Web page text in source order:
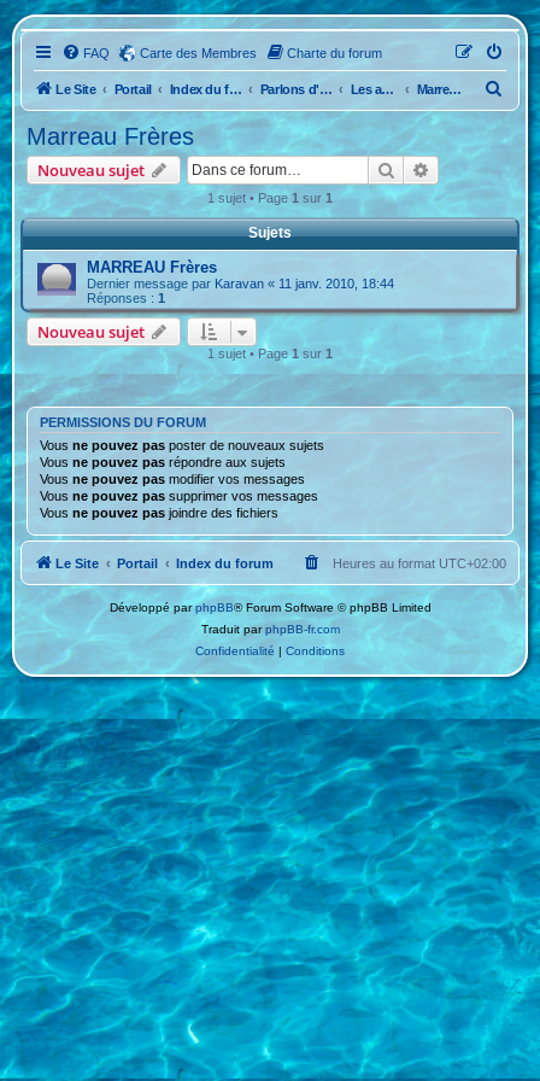
FAQ Carte des Membres Charte du forum
Le Site Portail Index du forum Parlons d'Anciennes Les anciennes caravanes ! Marreau Frères
c
r
e
Marreau Frères
Nouveau sujet RechercherRecherche
1 sujet • Page 1 sur 1
Sujets
MARREAU Frères
Dernier message par Karavan « 11 janv. 2010, 18:44
Réponses :1
Nouveau sujet
1 sujet • Page 1 sur 1
PERMISSIONS DU FORUM
Vousne pouvez pas poster de nouveaux sujets
Vousne pouvez pas répondre aux sujets
Vousne pouvez pas modifier vos messages
Vousne pouvez pas supprimer vos messages
Vousne pouvez pas joindre des fichiers
Le Site Portail Index du forum Heures au format UTC+02:00
Développé parphpBB® Forum Software © phpBB Limited
Traduit parphpBB-fr.com
Confidentialité | Conditions